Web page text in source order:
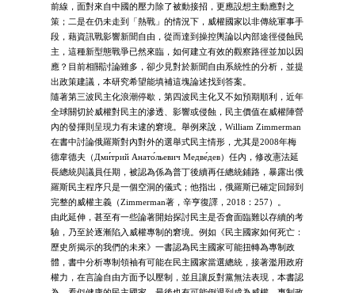
前線，面對來自中國的壓力除了被動接招，更應設想主動應對之
策；二是在仍未走到「熱戰」的情況下，威權國家以非傳統軍事手
段，藉資訊戰影響新聞自由，從而達到操控輿論以內部途徑侵蝕民
主，這種新型態戰爭已然來臨，如何建立有效的觀察路徑並加以因
應？目前相關討論雖多，卻少見對於新聞自由系統性的分析，並提
出政策建議，本研究希望能填補這塊論述找到答案。
隨著第三波民主化浪潮停歇，第四波民主化又不如預期順利，近年
全球關切於威權對民主的滲透、影響或侵蝕，民主價值在威權陣營
內的發揮則呈現力有未逮的窘境。舉例來說，William Zimmerman
在書中討論俄羅斯對內對外的選舉式民主情形，尤其是2008年梅
德韋德夫（Дми́трий Анато́льевич Медве́дев）任內，修改憲法延
長總統與議員任期，被認為係為普丁後續再任總統鋪路，暴露出俄
羅斯民主程序只是一個空洞的儀式；他指出，俄羅斯已確定回歸到
完整的威權主義（Zimmerman著，辛亨復譯，2018：257）。
由此延伸，甚至有一些論著開始探討民主是否會面臨難以存續的考
驗，乃至於逐漸陷入威權專制的窘境。例如《民主國家如何死亡：
歷史所揭示的我們的未來》一書認為民主國家可能扭轉為專制政
體，書中分析專制領袖有可能在民主國家當選總統，接著濫用政府
權力，在言論自由方面予以壓制，並且讓反對黨無法表現，本書認